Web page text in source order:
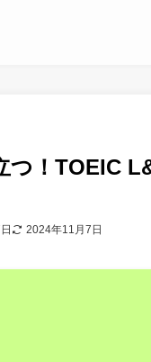
つ！TOEIC
2024年11月7日